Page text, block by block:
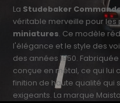
La Studebaker
véritable merveille pour
miniatures. Ce modèle
l'élégance et le style des
des années 1950.
conçue en métal, ce qui lui
finition de haute qualité qui
exigeants. La marque